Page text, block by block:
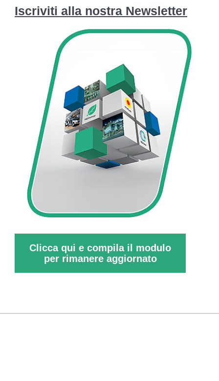
Iscriviti alla nostra Newsletter
Clicca qui e compila il modulo
per rimanere aggiornato